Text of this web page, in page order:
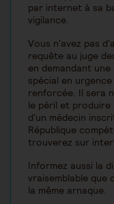
par internet à sa
vigilance.
Vous n'avez pas
requête au juge
en demandant
spécial en
renforcée. Il sera
le péril et
d'un médecin
République
trouverez sur
Informez aussi la
vraisemblable que
la même arnaque.